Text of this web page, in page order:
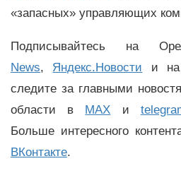
«запасных» управляющих
Подписывайтесь на
News, Яндекс.Новости и
следите за главными
области в MAX и
Больше интересного
ВКонтакте.